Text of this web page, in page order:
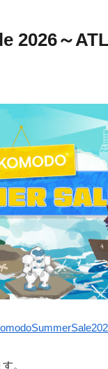
2026～
。